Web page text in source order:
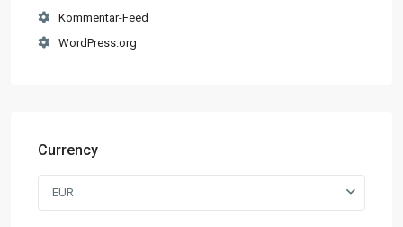
Kommentar-Feed
WordPress.org
Currency
EUR